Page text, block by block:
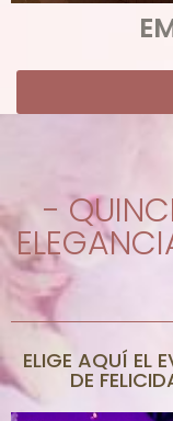
-
ELIGE AQUÍ EL
DE